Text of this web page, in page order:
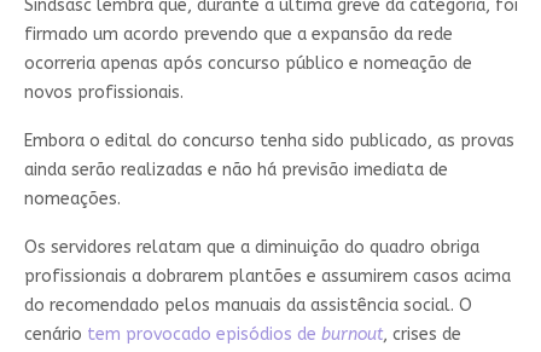
Sindsasc lembra que, durante a última greve da categoria, foi
firmado um acordo prevendo que a expansão da rede
ocorreria apenas após concurso público e nomeação de
novos profissionais.
Embora o edital do concurso tenha sido publicado, as provas
ainda serão realizadas e não há previsão imediata de
nomeações.
Os servidores relatam que a diminuição do quadro obriga
profissionais a dobrarem plantões e assumirem casos acima
do recomendado pelos manuais da assistência social. O
cenário tem provocado episódios de burnout, crises de